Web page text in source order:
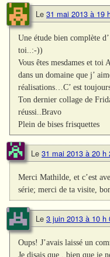
Le 31 mai 2013 à 19
Une étude bien complète
toi..:-))
Vous êtes mesdames et toi
dans un domaine que j’
réalisations…C’ est
Ton dernier collage de
réussi..Bravo
Plein de bises frisquettes
Le 31 mai 2013 à 20 h
Merci Mathilde, et c’est
série; merci de ta visite,
Le 3 juin 2013 à 10 h
Oups! J’avais laissé un
Je disais que , bien que je